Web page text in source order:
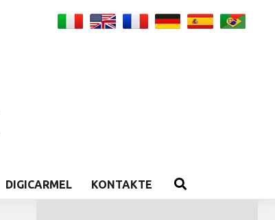
DIGICARMEL KONTAKTE